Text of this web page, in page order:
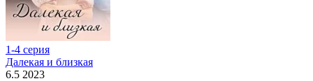
1-4 серия
Далекая и близкая
6.5 2023